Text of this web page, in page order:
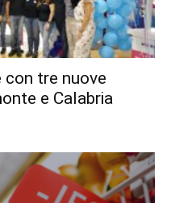
con tre nuove
e Calabria